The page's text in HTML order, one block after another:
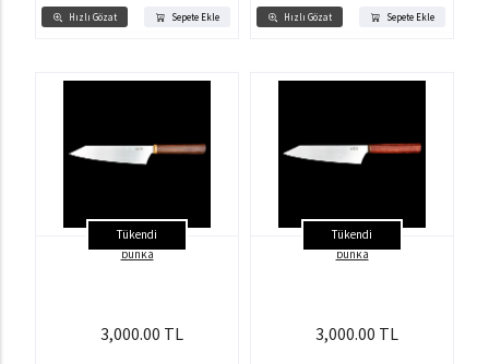
Hızlı Gözat Sepete Ekle Hızlı Gözat Sepete Ekle
Tükendi
bunka
3,000.00 TL
Tükendi
bunka
3,000.00 TL